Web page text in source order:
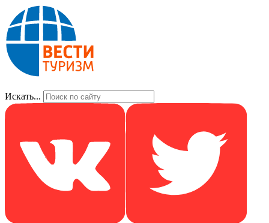
Искать...